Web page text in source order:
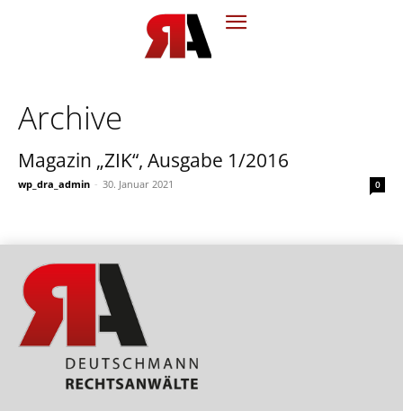
Archive
Magazin „ZIK“, Ausgabe 1/2016
wp_dra_admin - 30. Januar 2021 0